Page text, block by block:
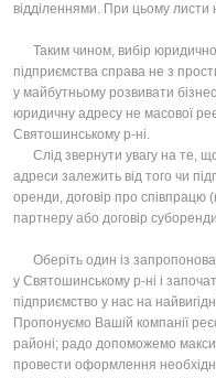
відділеннями. При цьому листи
Таким чином, вибір
підприємства справа не з
у майбутньому розвивати
юридичну адресу не масової
Святошинському р-ні.
Слід звернути увагу на те,
адреси залежить від того чи
оренди, договір про
партнеру або договір
Оберіть один із
у Святошинському р-ні і
підприємство у нас на
Пропонуємо Вашій компанії
районі; радо допоможемо
провести оформлення